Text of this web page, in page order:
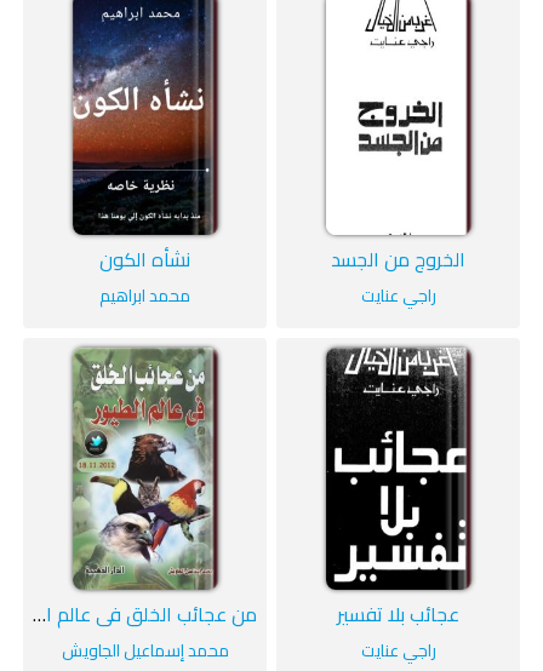
الخروج من الجسد
راجي عنايت
نشأه الكون
محمد ابراهيم
عجائب بلا تفسير
راجي عنايت
من عجائب الخلق في عالم الطيور
محمد إسماعيل الجاويش